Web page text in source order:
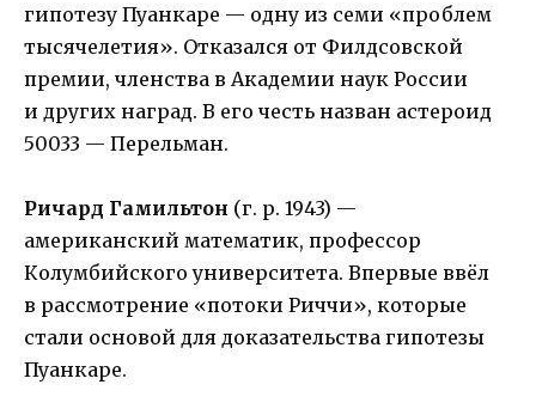
гипотезу Пуанкаре — одну из семи «проблем
тысячелетия». Отказался от Филдсовской
премии, членства в Академии наук России
и других наград. В его честь назван астероид
50033 — Перельман.
Ричард Гамильтон (г. р. 1943) —
американский математик, профессор
Колумбийского университета. Впервые ввёл
в рассмотрение «потоки Риччи», которые
стали основой для доказательства гипотезы
Пуанкаре.